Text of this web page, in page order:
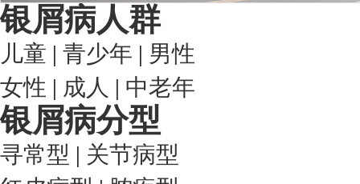
银屑病人群
儿童 | 青少年 | 男性
女性 | 成人 | 中老年
银屑病分型
寻常型 | 关节病型